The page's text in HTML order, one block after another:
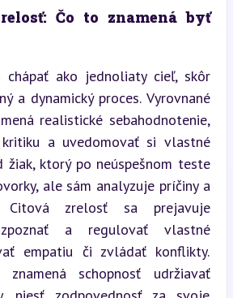
Čo to znamená byť
chápať ako jednoliaty cieľ, skôr
a dynamický proces. Vyrovnané
realistické sebahodnotenie,
a uvedomovať si vlastné
žiak, ktorý po neúspešnom teste
ale sám analyzuje príčiny a
Citová zrelosť sa prejavuje
a regulovať vlastné
empatiu či zvládať konflikty.
znamená schopnosť udržiavať